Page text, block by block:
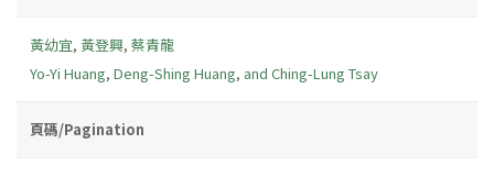
黃幼宜, 黃登興, 蔡青龍
Yo-Yi Huang, Deng-Shing Huang, and Ching-Lung Tsay
頁碼/Pagination